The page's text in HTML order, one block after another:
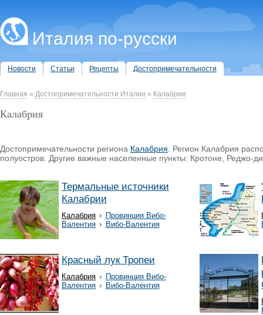
Италия по-русски
Новости Статьи Рецепты Достопримечательности
Главная » Достопримечательности Италии » Калабрия
Калабрия
Достопримечательности региона Калабрия . Регион Калабрия
полуостров. Другие важные населенные пункты: Кротоне, Реджо-
Термальные источники
Калабрии
Калабрия › Провинция Вибо-
Валентия › Вибо-Валентия
Красный лук Тропеи
Калабрия › Провинция Вибо-
Валентия › Вибо-Валентия